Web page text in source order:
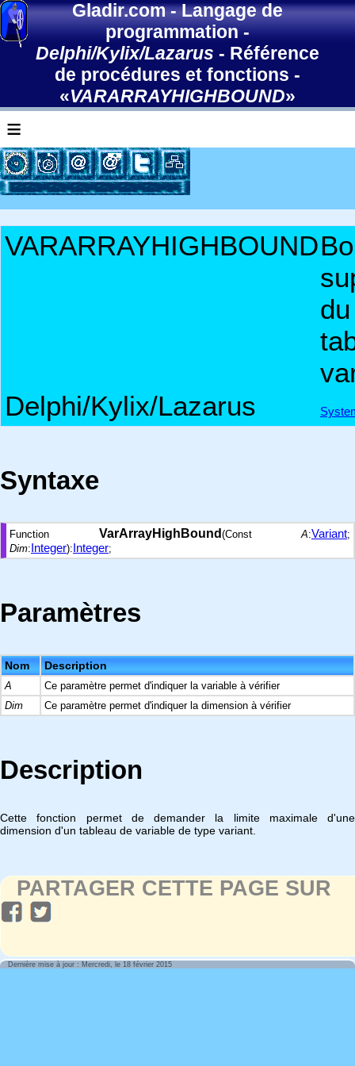
Gladir.com-Langage de
programmation-
Delphi/Kylix/Lazarus - Référence
de procédures et fonctions -
«VARARRAYHIGHBOUND»
≡
VARARRAYHIGHBOUND
du
Delphi/Kylix/Lazarus
Syntaxe
Function VarArrayHighBound (ConstA:Variant;
Dim:Integer):Integer;
Paramètres
Nom Description
A
Ce paramètre permet d'indiquer la variable à vérifier
Dim
Ce paramètre permet d'indiquer la dimension à vérifier
Description
Cette fonction permet de demander la limite maximale d'une
dimension d'un tableau de variable de type variant.
PARTAGER CETTE PAGE SUR
Dernière mise à jour : Mercredi, le 18 février 2015